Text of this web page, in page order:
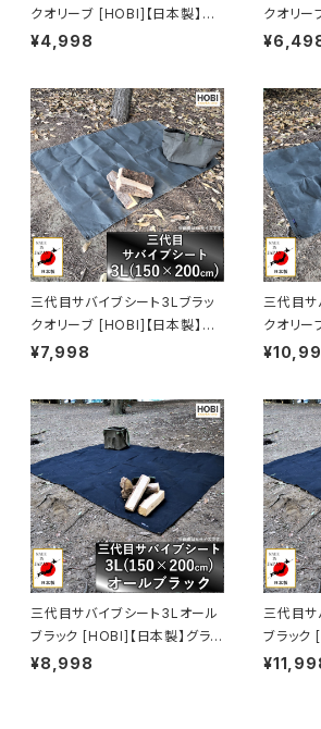
クオリーブ [HOBI]【日本製】グ
ランドシート 極軽上質帆布 撥水
テントシート タープ 陣幕 キャン
プ 焚火 風避け アウトドアレジ
ャー マット 軍幕 [MADE IN JA
PAN]
¥4,998
クオリー
ランドシ
テントシ
プ 焚火
ャーシー
N
三代目サバイブシート3Lブラッ
クオリーブ [HOBI]【日本製】グ
ランドシート 極軽上質帆布 撥水
テントシート タープ 陣幕 キャン
プ 焚火 風避け アウトドア レジ
ャーシート マット 軍幕 [MADE I
N JAPAN]
¥7,998
三代目サ
クオリー
ランドシ
テントシ
プ 焚火
ャーシー
N
三代目サバイブシート3Lオール
ブラック [HOBI]【日本製】グラン
ドシート 極軽上質帆布 撥水パラ
¥8,998
三代目サ
ブラック
ンドシー